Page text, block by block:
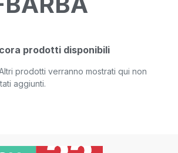
prodotti disponibili
prodotti verranno mostrati qui non
aggiunti.